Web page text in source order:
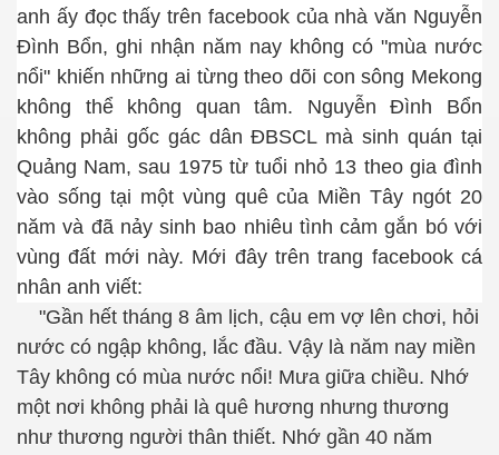
anh ấy đọc thấy trên facebook của nhà văn Nguyễn
Đình Bổn, ghi nhận năm nay không có "mùa nước
nổi" khiến những ai từng theo dõi con sông Mekong
không thể không quan tâm. Nguyễn Đình Bổn
không phải gốc gác dân ĐBSCL mà sinh quán tại
Quảng Nam, sau 1975 từ tuổi nhỏ 13 theo gia đình
vào sống tại một vùng quê của Miền Tây ngót 20
năm và đã nảy sinh bao nhiêu tình cảm gắn bó với
vùng đất mới này. Mới đây trên trang facebook cá
nhân anh viết:
"Gần hết tháng 8 âm lịch, cậu em vợ lên chơi, hỏi
nước có ngập không, lắc đầu. Vậy là năm nay miền
Tây không có mùa nước nổi! Mưa giữa chiều. Nhớ
một nơi không phải là quê hương nhưng thương
như thương người thân thiết. Nhớ gần 40 năm